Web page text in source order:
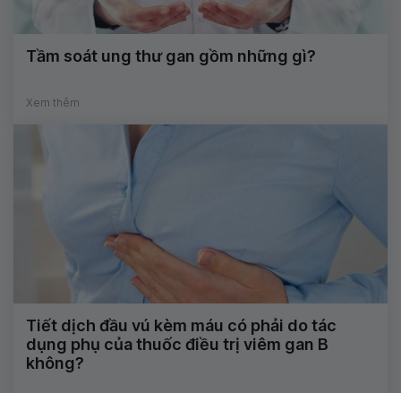
Tầm soát ung thư gan gồm những gì?
Xem thêm
Tiết dịch đầu vú kèm máu có phải do tác
dụng phụ của thuốc điều trị viêm gan B
không?